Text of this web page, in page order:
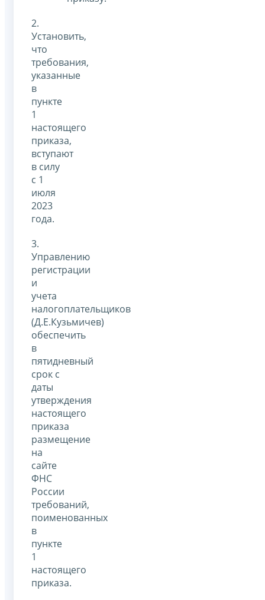
2.
Установить,
что
требования,
указанные
в
пункте
1
настоящего
приказа,
вступают
в силу
с 1
июля
2023
года.
3.
Управлению
регистрации
и
учета
налогоплательщиков
(Д.Е.Кузьмичев)
обеспечить
в
пятидневный
срок с
даты
утверждения
настоящего
приказа
размещение
на
сайте
ФНС
России
требований,
поименованных
в
пункте
1
настоящего
приказа.